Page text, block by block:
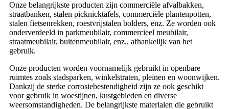
Onze belangrijkste producten zijn commerciële afvalbakken,
straatbanken, stalen picknicktafels, commerciële plantenpotten,
stalen fietsenrekken, roestvrijstalen bolders, enz. Ze worden ook
onderverdeeld in parkmeubilair, commercieel meubilair,
straatmeubilair, buitenmeubilair, enz., afhankelijk van het
gebruik.
Onze producten worden voornamelijk gebruikt in openbare
ruimtes zoals stadsparken, winkelstraten, pleinen en woonwijken.
Dankzij de sterke corrosiebestendigheid zijn ze ook geschikt
voor gebruik in woestijnen, kustgebieden en diverse
weersomstandigheden. De belangrijkste materialen die gebruikt